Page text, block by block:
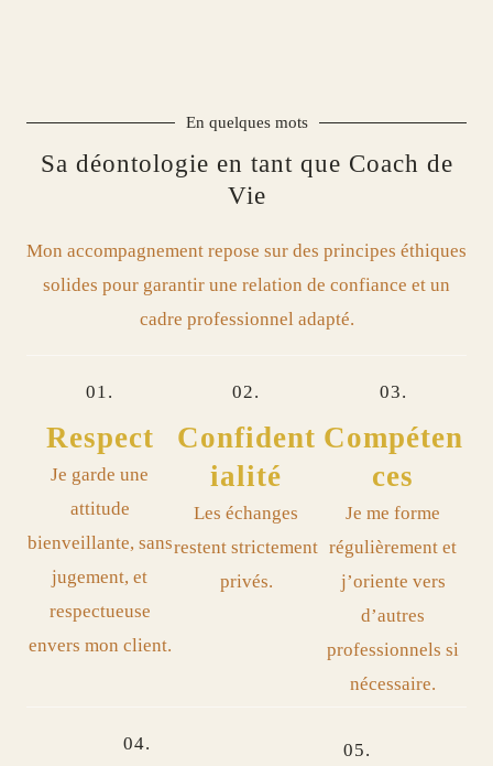
En quelques mots
Sa déontologie en tant que Coach de
Vie
Mon accompagnement repose sur des principes éthiques
solides pour garantir une relation de confiance et un
cadre professionnel adapté.
01.
Respect
Je garde une
attitude
bienveillante, sans
jugement, et
respectueuse
envers mon client.
02.
Confident
ialité​
Les échanges
restent strictement
privés.
03.
Compéten
ces
Je me forme
régulièrement et
j’oriente vers
d’autres
professionnels si
nécessaire.
04. 05.